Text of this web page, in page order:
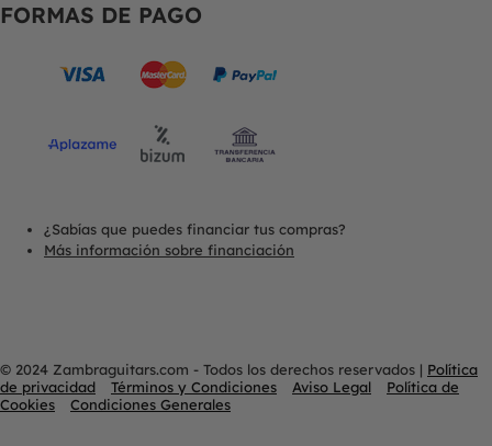
FORMAS DE PAGO
¿Sabías que puedes financiar tus compras?
Más información sobre financiación
© 2024 Zambraguitars.com - Todos los derechos reservados | Política
de privacidad
Términos y Condiciones Aviso Legal
Política de
Cookies
Condiciones Generales